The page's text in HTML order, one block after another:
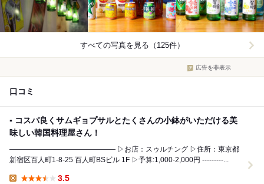
すべての写真を見る（125件）
広告を非表示
口コミ
▪️ コスパ良くサムギョプサルとたくさんの小鉢がいただける美
味しい韓国料理屋さん！
——————————————— ▷お店：スゥルチング ▷住所：東京都
新宿区百人町1-8-25 百人町BSビル 1F ▷予算:1,000-2,000円 ---------...
3.5